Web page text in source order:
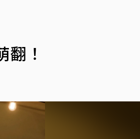
！